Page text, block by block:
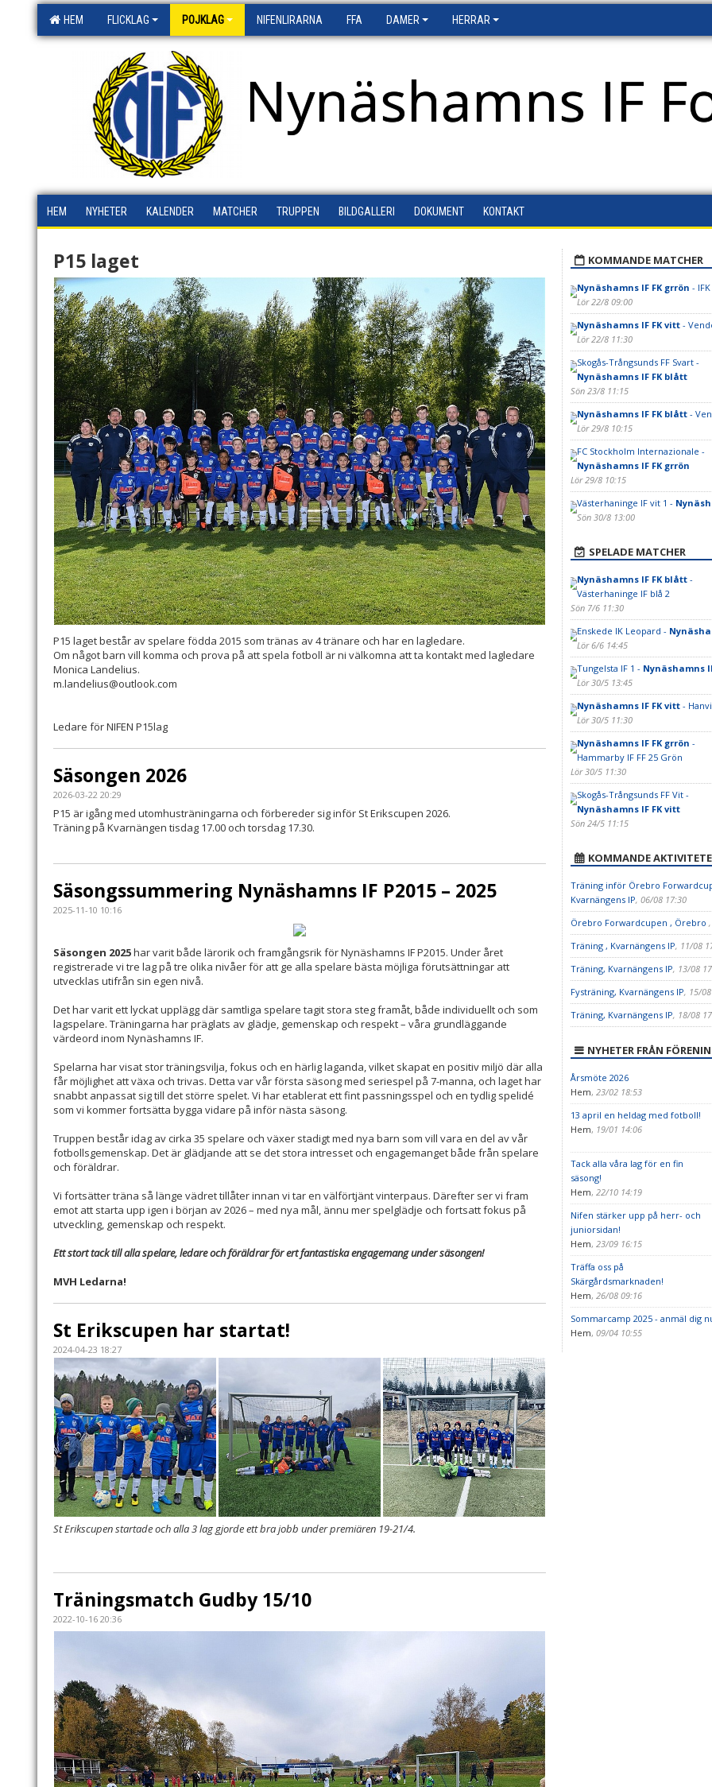
HEM FLICKLAG POJKLAG NIFENLIRARNA FFA DAMER HERRAR
Nynäshamns IF
HEM NYHETER KALENDER MATCHER TRUPPEN BILDGALLERI DOKUMENT KONTAKT
P15 laget
P15 laget består av spelare födda 2015 som tränas av 4 tränare och har en lagledare.
Om något barn vill komma och prova på att spela fotboll är ni välkomna att ta kontakt med lagledare
Monica Landelius.
m.landelius@outlook.com
Ledare för NIFEN P15lag
Säsongen 2026
2026-03-22 20:29
P15 är igång med utomhusträningarna och förbereder sig inför St Erikscupen 2026.
Träning på Kvarnängen tisdag 17.00 och torsdag 17.30.
Säsongssummering Nynäshamns IF P2015 – 2025
2025-11-10 10:16
Säsongen 2025har varit både lärorik och framgångsrik för Nynäshamns IF P2015. Under året
registrerade vi tre lag på tre olika nivåer för att ge alla spelare bästa möjliga förutsättningar att
utvecklas utifrån sin egen nivå.
Det har varit ett lyckat upplägg där samtliga spelare tagit stora steg framåt, både individuellt och som
lagspelare. Träningarna har präglats av glädje, gemenskap och respekt – våra grundläggande
värdeord inom Nynäshamns IF.
Spelarna har visat stor träningsvilja, fokus och en härlig laganda, vilket skapat en positiv miljö där alla
får möjlighet att växa och trivas. Detta var vår första säsong med seriespel på 7-manna, och laget har
snabbt anpassat sig till det större spelet. Vi har etablerat ett fint passningsspel och en tydlig spelidé
som vi kommer fortsätta bygga vidare på inför nästa säsong.
Truppen består idag av cirka 35 spelare och växer stadigt med nya barn som vill vara en del av vår
fotbollsgemenskap. Det är glädjande att se det stora intresset och engagemanget både från spelare
och föräldrar.
Vi fortsätter träna så länge vädret tillåter innan vi tar en välförtjänt vinterpaus. Därefter ser vi fram
emot att starta upp igen i början av 2026 – med nya mål, ännu mer spelglädje och fortsatt fokus på
utveckling, gemenskap och respekt.
Ett stort tack till alla spelare, ledare och föräldrar för ert fantastiska engagemang under säsongen!
MVH Ledarna!
St Erikscupen har startat!
2024-04-23 18:27
St Erikscupen startade och alla 3 lag gjorde ett bra jobb under premiären 19-21/4.
Träningsmatch Gudby 15/10
2022-10-16 20:36
KOMMANDE MATCHER
Nynäshamns IF FK grrön -
Lör 22/8 09:00
Nynäshamns IF FK vitt-
Lör 22/8 11:30
Skogås-Trångsunds FF Svart -
Nynäshamns IF FK blått
Sön 23/8 11:15
Nynäshamns IF FK blått-
Lör 29/8 10:15
FC Stockholm Internazionale -
Nynäshamns IF FK grrön
Lör 29/8 10:15
Västerhaninge IF vit 1 -
Sön 30/8 13:00
SPELADE MATCHER
Nynäshamns IF FK blått-
Västerhaninge IF blå 2
Sön 7/6 11:30
Enskede IK Leopard -
Lör 6/6 14:45
Tungelsta IF 1 - Nynäshamns
Lör 30/5 13:45
Nynäshamns IF FK vitt-
Lör 30/5 11:30
Nynäshamns IF FK grrön -
Hammarby IF FF 25 Grön
Lör 30/5 11:30
Skogås-Trångsunds FF Vit -
Nynäshamns IF FK vitt
Sön 24/5 11:15
KOMMANDE
Träning inför Örebro
Kvarnängens IP, 06/08 17:30
Örebro Forwardcupen , Örebro
Träning , Kvarnängens IP, 11/08
Träning, Kvarnängens IP, 13/08
Fysträning, Kvarnängens IP, 15/
Träning, Kvarnängens IP, 18/08
NYHETER FRÅN
Årsmöte 2026
Hem, 23/02 18:53
13 april en heldag med fotboll!
Hem, 19/01 14:06
Tack alla våra lag för en fin
säsong!
Hem, 22/10 14:19
Nifen stärker upp på herr- och
juniorsidan!
Hem, 23/09 16:15
Träffa oss på
Skärgårdsmarknaden!
Hem, 26/08 09:16
Sommarcamp 2025 - anmäl dig
Hem, 09/04 10:55